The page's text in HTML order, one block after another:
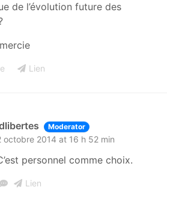
de l’évolution future des
Lien
Moderator
octobre 2014 at 16 h 52 min
personnel comme choix.
Lien